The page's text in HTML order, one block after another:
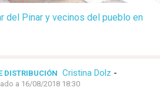
del Pinar y vecinos del pueblo en
DISTRIBUCIÓN Cristina Dolz -
a 16/08/2018 18:30